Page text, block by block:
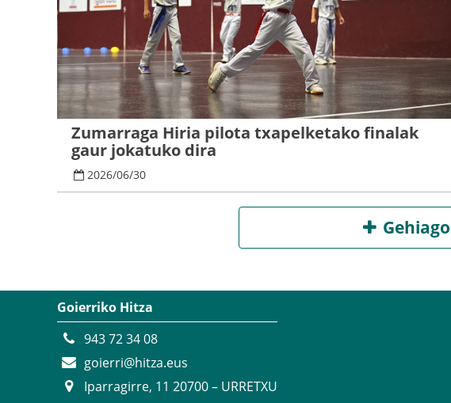
Zumarraga Hiria pilota txapelketako finalak
gaur jokatuko dira
2026/06/30
Gehiago
Goierriko Hitza
943 72 34 08
goierri@hitza.eus
Iparragirre, 11 20700 – URRETXU